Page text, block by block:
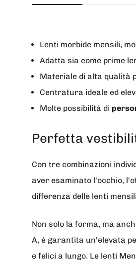
Lenti morbide mensili,
Adatta sia come prime
Materiale di alta qualità
Centratura ideale ed
Molte possibilità di
Perfetta
Con tre combinazioni
aver esaminato l'occhio,
differenza delle lenti
Non solo la forma, ma
A, è garantita un'elevata
e felici a lungo. Le lenti